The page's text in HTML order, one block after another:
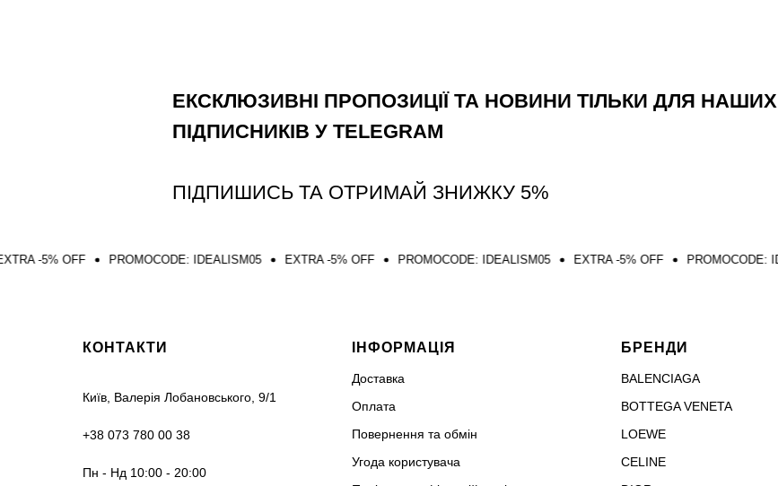
ЕКСКЛЮЗИВНІ ПРОПОЗИЦІЇ ТА НОВИНИ ТІЛЬКИ ДЛЯ НАШИХ
ПІДПИСНИКІВ У TELEGRAM
ПІДПИШИСЬ ТА ОТРИМАЙ ЗНИЖКУ 5%
PROMOCODE: IDEALISM05 EXTRA -5% OFF PROMOCODE: IDEALISM05 EXTRA -5% OFF PROMOCODE: IDEALISM05
КОНТАКТИ
Київ, Валерія Лобановського, 9/1
+38 073 780 00 38
Пн - Нд 10:00 - 20:00
ІНФОРМАЦІЯ
Доставка
Оплата
Повернення та обмін
Угода користувача
БРЕНДИ
BALENCIAGA
BOTTEGA VENETA
LOEWE
CELINE